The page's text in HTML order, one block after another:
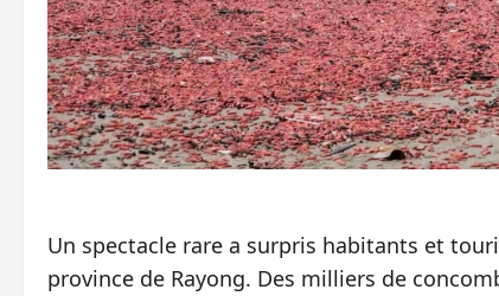
Un spectacle rare a surpris habitants et
province de Rayong. Des milliers de